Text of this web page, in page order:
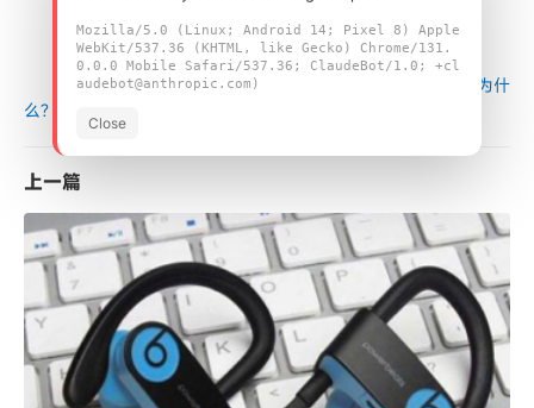
首页 / 行业新闻 /
25%的IoT设备无法连接到网络，是为什
么?
上一篇
Mozilla/5.0 (Linux; Android 14; Pixel 8) Apple
WebKit/537.36 (KHTML, like Gecko) Chrome/131.
0.0.0 Mobile Safari/537.36; ClaudeBot/1.0; +cl
audebot@anthropic.com)
Close